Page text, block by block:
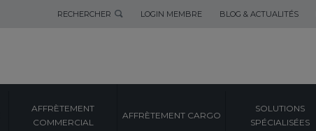
RECHERCHER LOGIN MEMBRE BLOG & ACTUALITÉS
AFFRÈTEMENT
COMMERCIAL
AFFRÈTEMENT CARGO
SOLUTIONS
SPÉCIALISÉES